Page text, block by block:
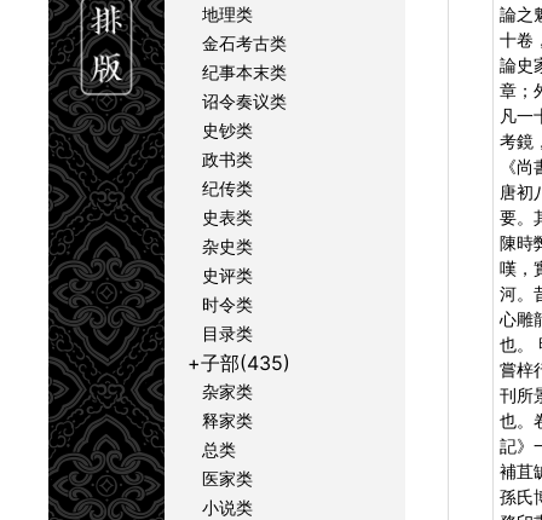
地理类
金石考古类
纪事本末类
诏令奏议类
史钞类
政书类
纪传类
史表类
杂史类
史评类
时令类
目录类
+子部(435)
杂家类
释家类
总类
医家类
小说类
論之
十卷
論史
章；
凡一
考鏡
《
唐初
要。
陳時
嘆，
河。
心雕
也。
嘗梓
刊所
也。
記》
補苴
孫氏